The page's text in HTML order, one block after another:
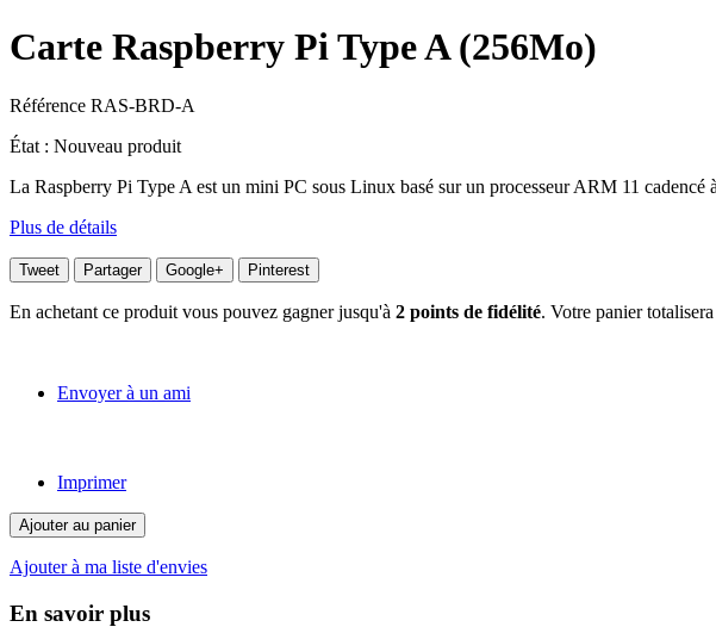
Carte Raspberry Pi Type A (256Mo)
Référence RAS-BRD-A
État : Nouveau produit
La Raspberry Pi Type A est un mini PC sous Linux basé sur un processeur ARM 11
Plus de détails
Tweet Partager Google+ Pinterest
En achetant ce produit vous pouvez gagner jusqu'à 2 points de fidélité. Votre panier totalisera
Envoyer à un ami
Imprimer
Ajouter au panier
Ajouter à ma liste d'envies
En savoir plus